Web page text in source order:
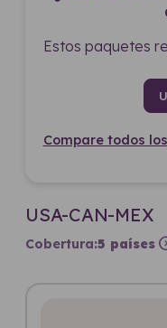
Estos paquetes
Compare todos
USA-CAN-MEX
Cobertura:5 países